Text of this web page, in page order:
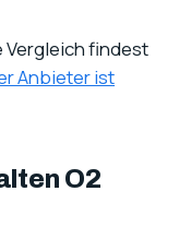
Vergleich findest
Anbieter ist
O2